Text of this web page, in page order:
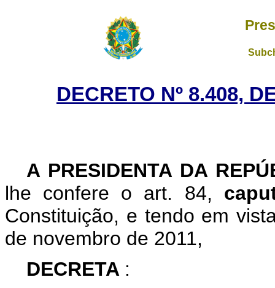
DECRETO Nº 8.408,
A PRESIDENTA DA
lhe confere o art. 84,
Constituição, e tendo em
de novembro de 2011,
DECRETA :